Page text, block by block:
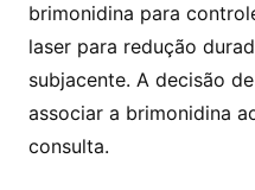
brimonidina para
laser para redução
subjacente. A decisão
associar a brimonidina
consulta.